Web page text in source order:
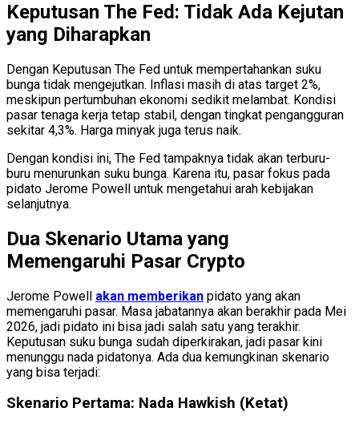
Keputusan The Fed: Tidak Ada Kejutan
yang Diharapkan
Dengan Keputusan The Fed untuk mempertahankan suku
bunga tidak mengejutkan. Inflasi masih di atas target 2%,
meskipun pertumbuhan ekonomi sedikit melambat. Kondisi
pasar tenaga kerja tetap stabil, dengan tingkat pengangguran
sekitar 4,3%. Harga minyak juga terus naik.
Dengan kondisi ini, The Fed tampaknya tidak akan terburu-
buru menurunkan suku bunga. Karena itu, pasar fokus pada
pidato Jerome Powell untuk mengetahui arah kebijakan
selanjutnya.
Dua Skenario Utama yang
Memengaruhi Pasar Crypto
Jerome Powell akan memberikan pidato yang akan
memengaruhi pasar. Masa jabatannya akan berakhir pada Mei
2026, jadi pidato ini bisa jadi salah satu yang terakhir.
Keputusan suku bunga sudah diperkirakan, jadi pasar kini
menunggu nada pidatonya. Ada dua kemungkinan skenario
yang bisa terjadi:
Skenario Pertama: Nada Hawkish (Ketat)